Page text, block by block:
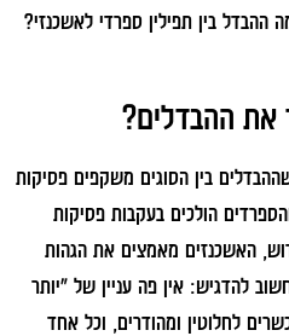
ההבדל בין תפילין ספרדי לאשכנזי?
את ההבדלים?
בין הסוגים משקפים פסיקות
הולכים בעקבות פסיקות
האשכנזים מאמצים את הגהות
להדגיש: אין פה עניין של "יותר
לחלוטין ומהודרים, וכל אחד